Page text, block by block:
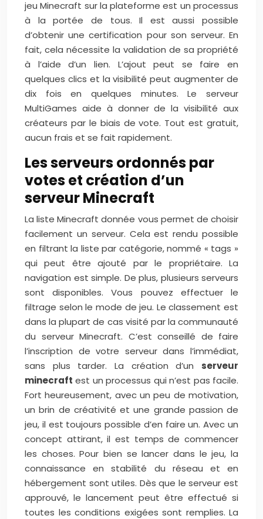
jeu Minecraft sur la plateforme est un processus
à la portée de tous. Il est aussi possible
d’obtenir une certification pour son serveur. En
fait, cela nécessite la validation de sa propriété
à l’aide d’un lien. L’ajout peut se faire en
quelques clics et la visibilité peut augmenter de
dix fois en quelques minutes. Le serveur
MultiGames aide à donner de la visibilité aux
créateurs par le biais de vote. Tout est gratuit,
aucun frais et se fait rapidement.
Les serveurs ordonnés par
votes et création d’un
serveur Minecraft
La liste Minecraft donnée vous permet de choisir
facilement un serveur. Cela est rendu possible
en filtrant la liste par catégorie, nommé « tags »
qui peut être ajouté par le propriétaire. La
navigation est simple. De plus, plusieurs serveurs
sont disponibles. Vous pouvez effectuer le
filtrage selon le mode de jeu. Le classement est
dans la plupart de cas visité par la communauté
du serveur Minecraft. C’est conseillé de faire
l’inscription de votre serveur dans l’immédiat,
sans plus tarder. La création d’un serveur
minecraft est un processus qui n’est pas facile.
Fort heureusement, avec un peu de motivation,
un brin de créativité et une grande passion de
jeu, il est toujours possible d’en faire un. Avec un
concept attirant, il est temps de commencer
les choses. Pour bien se lancer dans le jeu, la
connaissance en stabilité du réseau et en
hébergement sont utiles. Dès que le serveur est
approuvé, le lancement peut être effectué si
toutes les conditions exigées sont remplies. La